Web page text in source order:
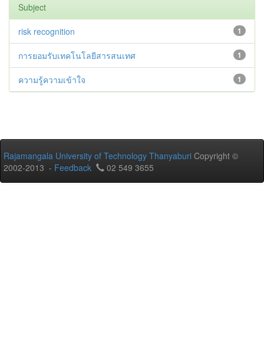
Subject
1
risk recognition
1
การยอมรับเทคโนโลยีสารสนเทศ
1
ความรู้ความเข้าใจ
Rajamangala University of Technology Thanyaburi Copyright ©
2002-2013 - Feedback 02 549 3655